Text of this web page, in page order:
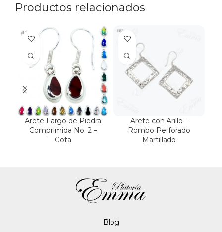
Productos relacionados
Arete Largo de Piedra
Comprimida No. 2 –
Gota
Arete con Arillo –
Rombo Perforado
Martillado
Blog